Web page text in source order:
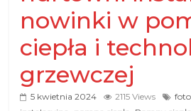
nowinki w
ciepła i
grzewczej
5 kwietnia 2024 2115 Views